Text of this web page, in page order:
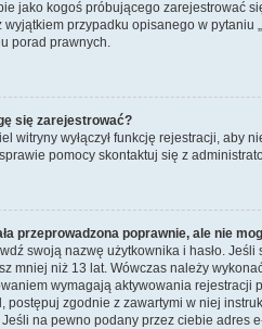
jako kogoś próbującego zarejestrować
przypadku opisanego w pytaniu
porad prawnych.
się zarejestrować?
witryny wyłączył funkcję rejestracji, aby
pomocy skontaktuj się z
przeprowadzona poprawnie, ale nie
swoją nazwę użytkownika i hasło.
mniej niż 13 lat. Wówczas należy
wymagają aktywowania rejestracji
postępuj zgodnie z zawartymi w niej
na pewno podany przez ciebie adres